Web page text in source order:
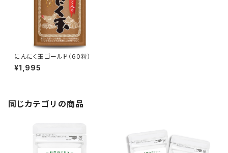
にんにく玉ゴールド（60粒）
¥1,995
同じカテゴリの商品